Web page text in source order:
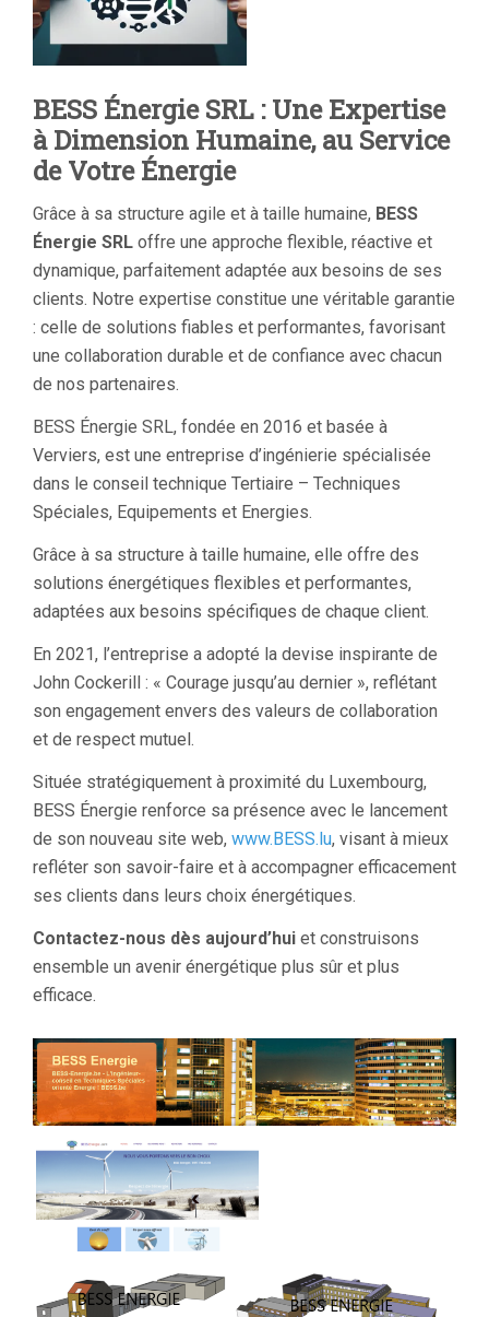
BESS Énergie SRL : Une Expertise
à Dimension Humaine, au Service
de Votre Énergie
Grâce à sa structure agile et à taille humaine, BESS
Énergie SRL offre une approche flexible, réactive et
dynamique, parfaitement adaptée aux besoins de ses
clients. Notre expertise constitue une véritable garantie
: celle de solutions fiables et performantes, favorisant
une collaboration durable et de confiance avec chacun
de nos partenaires.
BESS Énergie SRL, fondée en 2016 et basée à
Verviers, est une entreprise d’ingénierie spécialisée
dans le conseil technique Tertiaire – Techniques
Spéciales, Equipements et Energies.
Grâce à sa structure à taille humaine, elle offre des
solutions énergétiques flexibles et performantes,
adaptées aux besoins spécifiques de chaque client.
En 2021, l’entreprise a adopté la devise inspirante de
John Cockerill : « Courage jusqu’au dernier », reflétant
son engagement envers des valeurs de collaboration
et de respect mutuel.
Située stratégiquement à proximité du Luxembourg,
BESS Énergie renforce sa présence avec le lancement
de son nouveau site web, www.BESS.lu, visant à mieux
refléter son savoir-faire et à accompagner efficacement
ses clients dans leurs choix énergétiques.
Contactez-nous dès aujourd’hui et construisons
ensemble un avenir énergétique plus sûr et plus
efficace.